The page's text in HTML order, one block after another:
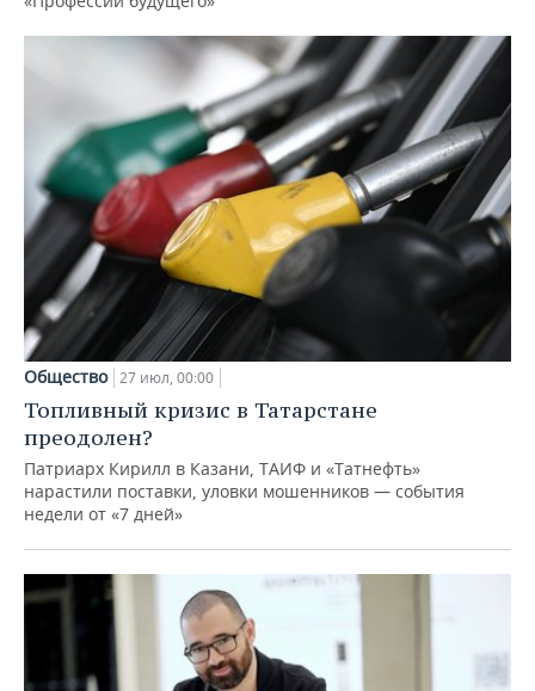
Общество 27 июл, 00:00
Топливный кризис в Татарстане
преодолен?
Патриарх Кирилл в Казани, ТАИФ и «Татнефть»
нарастили поставки, уловки мошенников — события
недели от «7 дней»